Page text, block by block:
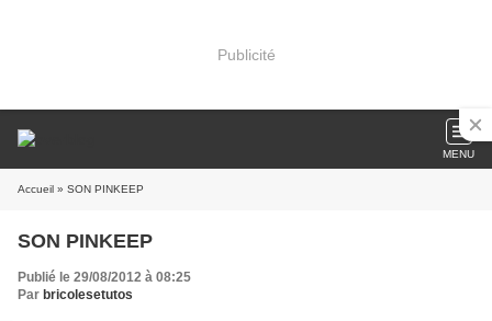
Publicité
MENU
Accueil » SON PINKEEP
SON PINKEEP
Publié le 29/08/2012 à 08:25
Par bricolesetutos